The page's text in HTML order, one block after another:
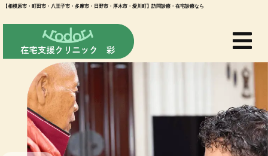
【相模原市・町田市・八王子市・多摩市・日野市・厚木市・愛川町】訪問診療・在宅診療なら